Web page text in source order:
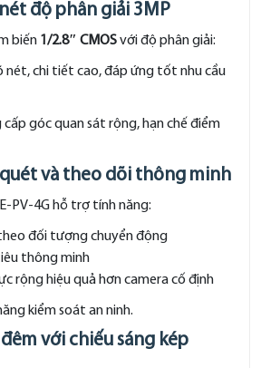
độ phân giải 3MP
biến 1/2.8″ CMOSvới độ phân giải:
nét, chi tiết cao, đáp ứng tốt nhu cầu
cấp góc quan sát rộng, hạn chế điểm
quét và theo dõi thông minh
PV-4G hỗ trợ tính năng:
đối tượng chuyển động
thông minh
rộng hiệu quả hơn camera cố định
kiểm soát an ninh.
với chiếu sáng kép